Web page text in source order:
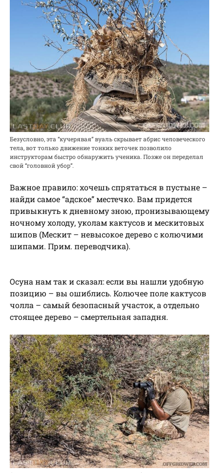
Безусловно, эта “кучерявая” вуаль скрывает абрис человеческого
тела, вот только движение тонких веточек позволило
инструкторам быстро обнаружить ученика. Позже он переделал
свой “головной убор”.
Важное правило: хочешь спрятаться в пустыне –
найди самое “адское” местечко. Вам придется
привыкнуть к дневному зною, пронизывающему
ночному холоду, уколам кактусов и мескитовых
шипов (Мескит – невысокое дерево с колючими
шипами. Прим. переводчика).
Осуна нам так и сказал: если вы нашли удобную
позицию – вы ошиблись. Колючее поле кактусов
чолла – самый безопасный участок, а отдельно
стоящее дерево – смертельная западня.